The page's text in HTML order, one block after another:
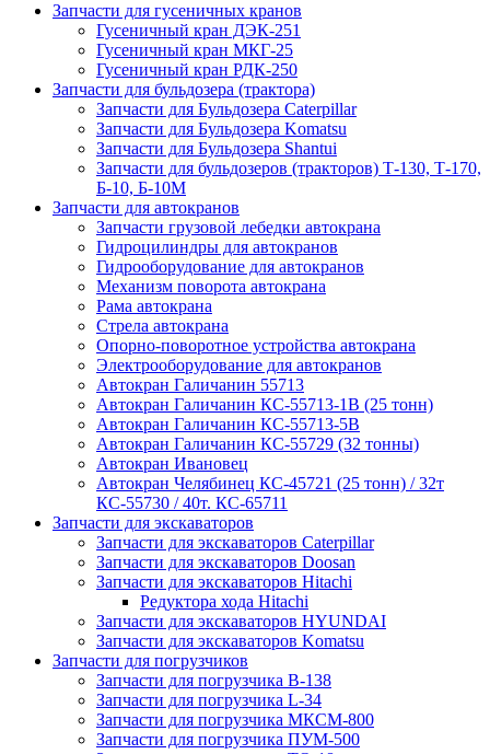
Запчасти для гусеничных кранов
Гусеничный кран ДЭК-251
Гусеничный кран МКГ-25
Гусеничный кран РДК-250
Запчасти для бульдозера (трактора)
Запчасти для Бульдозера Caterpillar
Запчасти для Бульдозера Komatsu
Запчасти для Бульдозера Shantui
Запчасти для бульдозеров (тракторов) Т-130, Т-170,
Б-10, Б-10М
Запчасти для автокранов
Запчасти грузовой лебедки автокрана
Гидроцилиндры для автокранов
Гидрооборудование для автокранов
Механизм поворота автокрана
Рама автокрана
Стрела автокрана
Опорно-поворотное устройства автокрана
Электрооборудование для автокранов
Автокран Галичанин 55713
Автокран Галичанин КС-55713-1В (25 тонн)
Автокран Галичанин КС-55713-5В
Автокран Галичанин КС-55729 (32 тонны)
Автокран Ивановец
Автокран Челябинец КС-45721 (25 тонн) / 32т
КС-55730 / 40т. КС-65711
Запчасти для экскаваторов
Запчасти для экскаваторов Caterpillar
Запчасти для экскаваторов Doosan
Запчасти для экскаваторов Hitachi
Редуктора хода Hitachi
Запчасти для экскаваторов HYUNDAI
Запчасти для экскаваторов Komatsu
Запчасти для погрузчиков
Запчасти для погрузчика B-138
Запчасти для погрузчика L-34
Запчасти для погрузчика МКСМ-800
Запчасти для погрузчика ПУМ-500